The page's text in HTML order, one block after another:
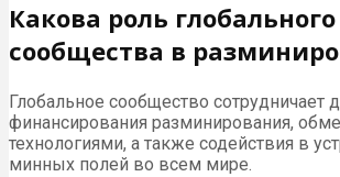
Какова роль глобального
сообщества в
Глобальное сообщество сотрудничает
финансирования разминирования,
технологиями, а также содействия в
минных полей во всем мире.